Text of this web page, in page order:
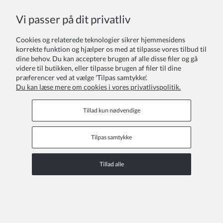
Vi passer på dit privatliv
Cookies og relaterede teknologier sikrer hjemmesidens
korrekte funktion og hjælper os med at tilpasse vores tilbud til
dine behov. Du kan acceptere brugen af alle disse filer og gå
videre til butikken, eller tilpasse brugen af filer til dine
præferencer ved at vælge 'Tilpas samtykke'.
Du kan læse mere om cookies i vores privatlivspolitik.
Tillad kun nødvendige
Tilpas samtykke
Tillad alle